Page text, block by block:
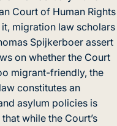
Court of Human Rights
migration law scholars
Spijkerboer assert
on whether the Court
migrant-friendly, the
constitutes an
asylum policies is
while the Court’s